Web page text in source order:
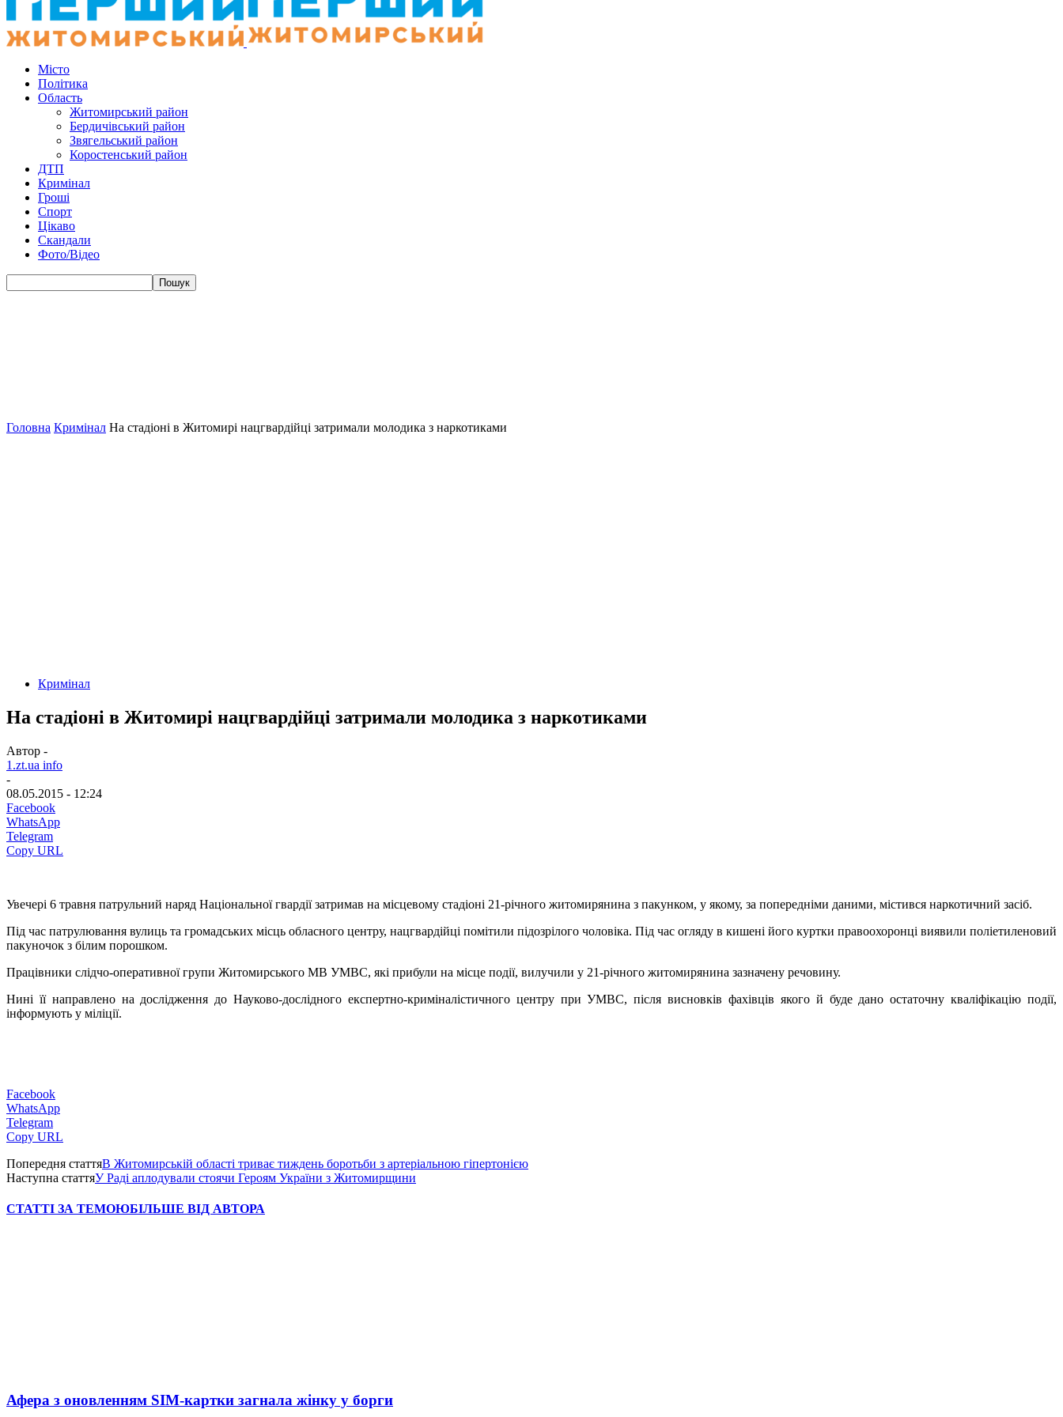
Місто
Політика
Область
Житомирський район
Бердичівський район
Звягельський район
Коростенський район
ДТП
Кримінал
Гроші
Спорт
Цікаво
Скандали
Фото/Відео
Головна Кримінал На стадіоні в Житомирі нацгвардійці затримали молодика з наркотиками
Кримінал
На стадіоні в Житомирі нацгвардійці затримали молодика з наркотиками
Автор -
1.zt.ua info
-
08.05.2015 - 12:24
Facebook
WhatsApp
Telegram
Copy URL
Увечері 6 травня патрульний наряд Національної гвардії затримав на місцевому стадіоні 21-річного житомирянина з пакунком, у якому, за попередніми даними, містився наркотичний засіб.
Під час патрулювання вулиць та громадських місць обласного центру, нацгвардійці помітили підозрілого чоловіка. Під час огляду в кишені його куртки правоохоронці виявили поліетиленовий
пакуночок з білим порошком.
Працівники слідчо-оперативної групи Житомирського МВ УМВС, які прибули на місце події, вилучили у 21-річного житомирянина зазначену речовину.
Нині її направлено на дослідження до Науково-дослідного експертно-криміналістичного центру при УМВС, після висновків фахівців якого й буде дано остаточну кваліфікацію події,
інформують у міліції.
Facebook
WhatsApp
Telegram
Copy URL
Попередня статтяВ Житомирській області триває тиждень боротьби з артеріальною гіпертонією
Наступна статтяУ Раді аплодували стоячи Героям України з Житомирщини
СТАТТІ ЗА ТЕМОЮБІЛЬШЕ ВІД АВТОРА
Афера з оновленням SIM-картки загнала жінку у борги